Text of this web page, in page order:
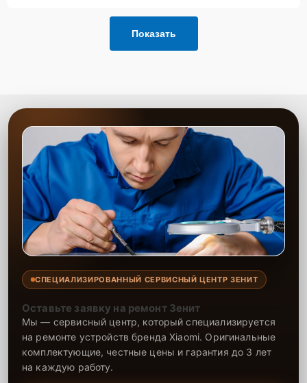
Показать
СПЕЦИАЛИЗИРОВАННЫЙ СЕРВИСНЫЙ ЦЕНТР ЗЕНИТ
Оставьте заявку на ремонт Зенит
Мы — сервисный центр, который специализируется
на ремонте устройств бренда Xiaomi. Оригинальные
комплектующие, честные цены и гарантия до 3 лет
на каждую работу.